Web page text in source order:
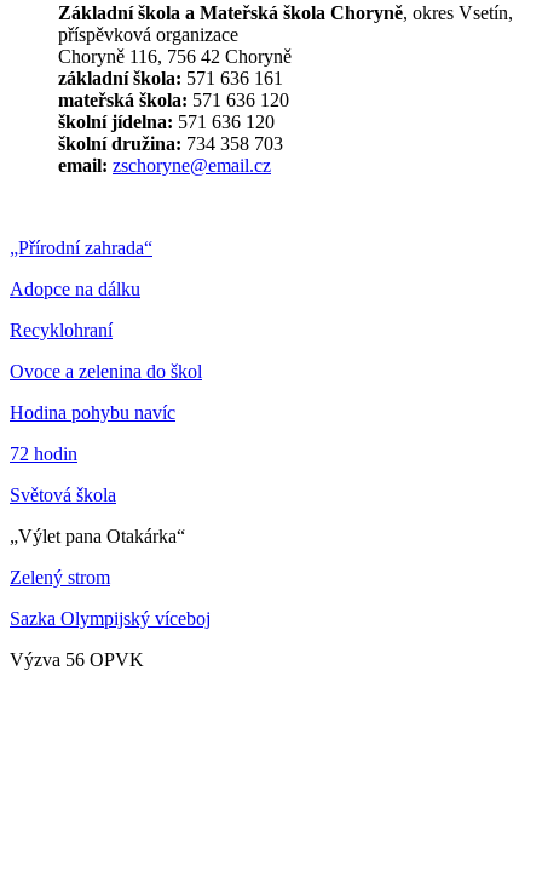
Základní škola a Mateřská škola Choryně, okres Vsetín,
příspěvková organizace
Choryně 116, 756 42 Choryně
základní škola: 571 636 161
mateřská škola: 571 636 120
školní jídelna: 571 636 120
školní družina: 734 358 703
email: zschoryne@email.cz
„Přírodní zahrada“
Adopce na dálku
Recyklohraní
Ovoce a zelenina do škol
Hodina pohybu navíc
72 hodin
Světová škola
„Výlet pana Otakárka“
Zelený strom
Sazka Olympijský víceboj
Výzva 56 OPVK